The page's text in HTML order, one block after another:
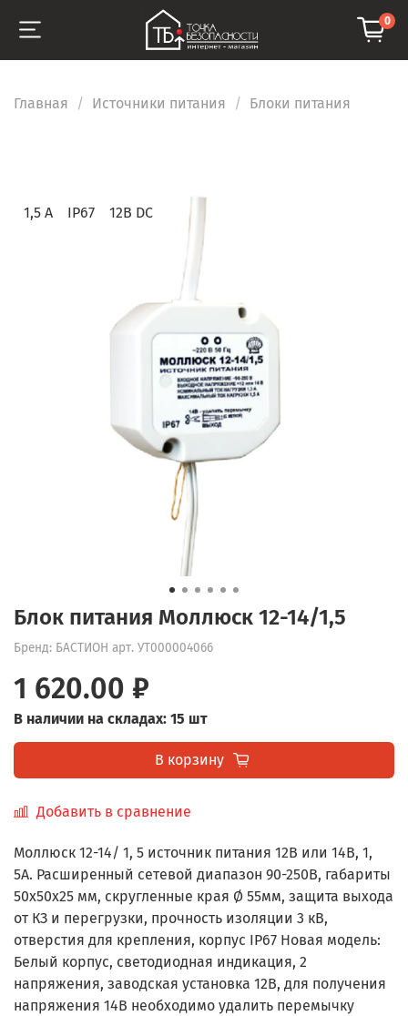
0
Главная Источники питания Блоки питания
1,5 А IP67 12В DC
Блок питания Моллюск 12-14/1,5
Бренд: БАСТИОН арт. УТ000004066
1 620.00 ₽
В наличии на складах: 15 шт
В корзину
Добавить в сравнение
Моллюск 12-14/ 1, 5 источник питания 12В или 14В, 1,
5А. Расширенный сетевой диапазон 90-250В, габариты
50х50х25 мм, скругленные края Ø 55мм, защита выхода
от КЗ и перегрузки, прочность изоляции 3 кВ,
отверстия для крепления, корпус IP67 Новая модель:
Белый корпус, светодиодная индикация, 2
напряжения, заводская установка 12В, для получения
напряжения 14В необходимо удалить перемычку